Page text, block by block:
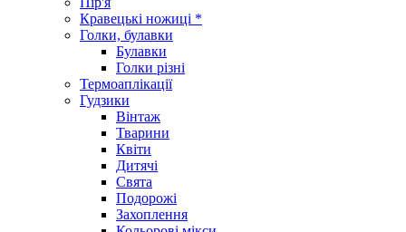
Кравецькі ножиці *
Голки, булавки
Булавки
Голки різні
Термоаплікації
Гудзики
Вінтаж
Тварини
Квіти
Дитячі
Свята
Подорожі
Захоплення